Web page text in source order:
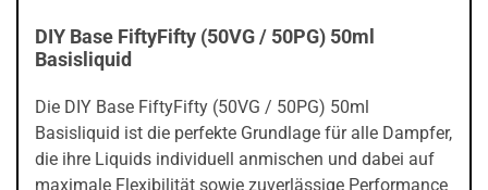
DIY Base FiftyFifty (50VG / 50PG) 50ml
Basisliquid
Die DIY Base FiftyFifty (50VG / 50PG) 50ml
Basisliquid ist die perfekte Grundlage für alle Dampfer,
die ihre Liquids individuell anmischen und dabei auf
maximale Flexibilität sowie zuverlässige Performance